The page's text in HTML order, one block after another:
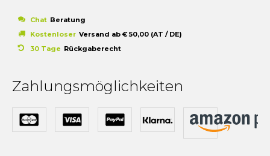
Chat Beratung
Kostenloser Versand ab € 50,00 (AT / DE)
30 Tage Rückgaberecht
Zahlungsmöglichkeiten